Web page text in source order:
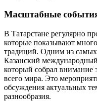
Масштабные
В Татарстане регулярно
которые показывают
традиций. Одним из самых
Казанский
который собрал внимание
всего мира. Это
обсуждения актуальных
разнообразия.